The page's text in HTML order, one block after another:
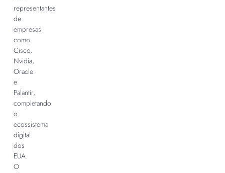
representantes
de
empresas
como
Cisco,
Nvidia,
Oracle
e
Palantir,
completando
o
ecossistema
digital
dos
EUA.
O